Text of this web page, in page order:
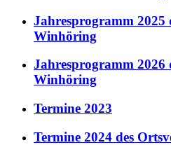
Jahresprogramm 2025
Winhöring
Jahresprogramm 2026
Winhöring
Termine 2023
Termine 2024 des